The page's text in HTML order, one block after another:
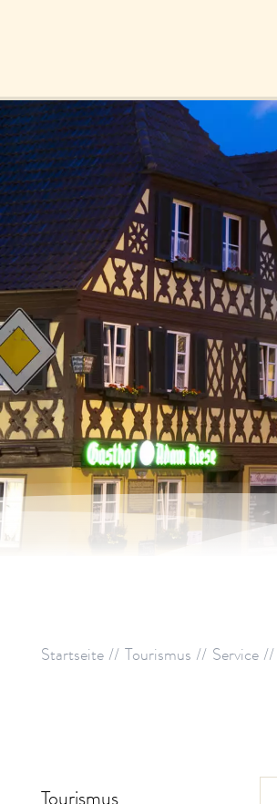
Startseite Tourismus Service
Tourismus